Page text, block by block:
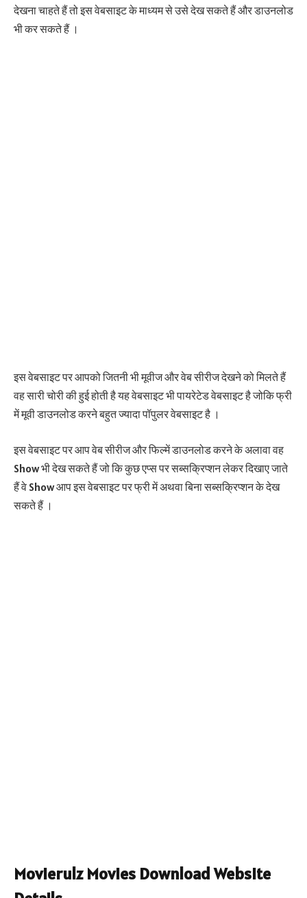
देखना चाहते हैं तो इस वेबसाइट के माध्यम से उसे देख सकते हैं और डाउनलोड
भी कर सकते हैं ।
इस वेबसाइट पर आपको जितनी भी मूवीज और वेब सीरीज देखने को मिलते हैं
वह सारी चोरी की हुई होती है यह वेबसाइट भी पायरेटेड वेबसाइट है जोकि फ्री
में मूवी डाउनलोड करने बहुत ज्यादा पॉपुलर वेबसाइट है ।
इस वेबसाइट पर आप वेब सीरीज और फिल्में डाउनलोड करने के अलावा वह
Show भी देख सकते हैं जो कि कुछ एप्स पर सब्सक्रिप्शन लेकर दिखाए जाते
हैं वे Show आप इस वेबसाइट पर फ्री में अथवा बिना सब्सक्रिप्शन के देख
सकते हैं ।
Movierulz Movies Download Website